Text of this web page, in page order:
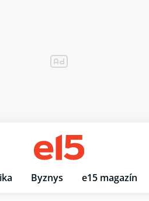
Byznys e15 magazín